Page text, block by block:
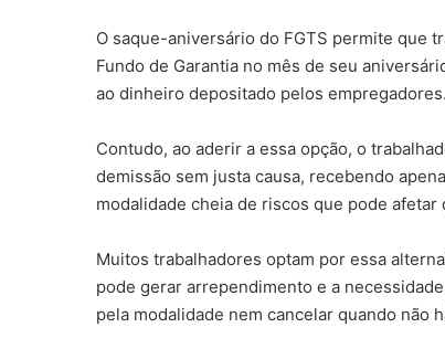
O saque-aniversário do FGTS permite que
Fundo de Garantia no mês de seu
ao dinheiro depositado pelos empregadores.
Contudo, ao aderir a essa opção, o
demissão sem justa causa, recebendo
modalidade cheia de riscos que pode afetar
Muitos trabalhadores optam por essa
pode gerar arrependimento e a
pela modalidade nem cancelar quando não